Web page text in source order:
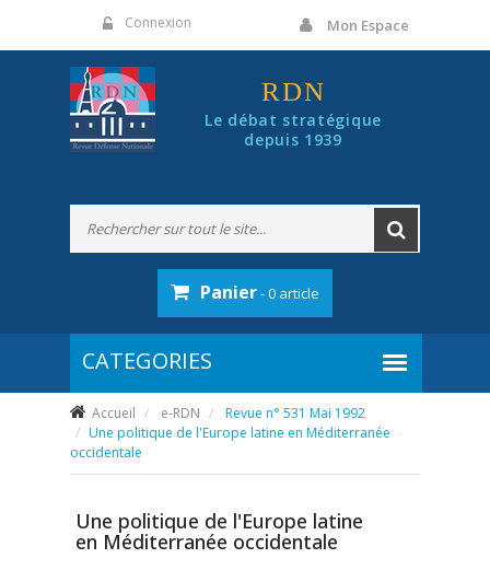
Connexion Mon Espace
RDN
Le débat stratégique
depuis 1939
Panier- 0 article
Accueil e-RDN
Revue n° 531 Mai 1992
Une politique de l'Europe latine en Méditerranée
occidentale
Une politique de l'Europe latine
en Méditerranée occidentale